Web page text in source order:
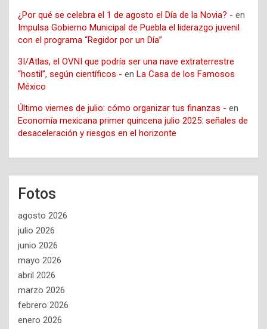
¿Por qué se celebra el 1 de agosto el Día de la Novia? - en
Impulsa Gobierno Municipal de Puebla el liderazgo juvenil
con el programa “Regidor por un Día”
3I/Atlas, el OVNI que podría ser una nave extraterrestre
“hostil”, según científicos - en La Casa de los Famosos
México
Último viernes de julio: cómo organizar tus finanzas - en
Economía mexicana primer quincena julio 2025: señales de
desaceleración y riesgos en el horizonte
Fotos
agosto 2026
julio 2026
junio 2026
mayo 2026
abril 2026
marzo 2026
febrero 2026
enero 2026